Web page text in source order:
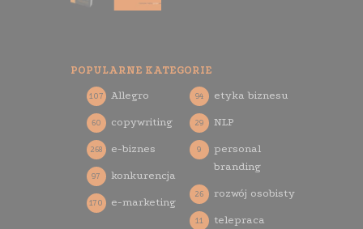
POPULARNE KATEGORIE
Allegro
107
copywriting
60
e-biznes
268
konkurencja
97
e-marketing
170
etyka biznesu
94
NLP
29
personal
branding
9
rozwój osobisty
26
telepraca
11